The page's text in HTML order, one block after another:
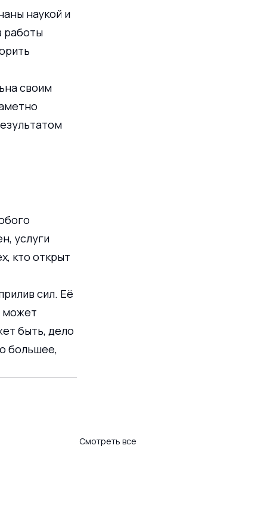
наукой и
работы
своим
услуги
кто открыт
сил. Её
может
быть, дело
большее,
Смотреть все